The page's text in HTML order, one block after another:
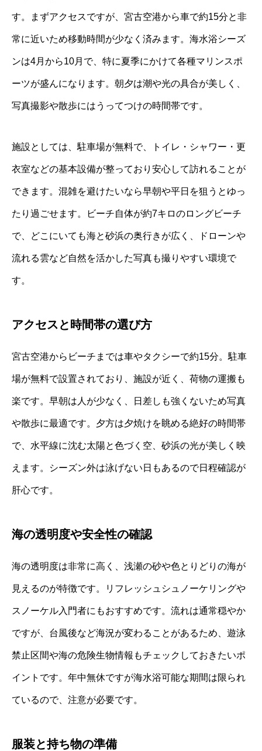
す。まずアクセスですが、宮古空港から車で約15分と非
常に近いため移動時間が少なく済みます。海水浴シーズ
ンは4月から10月で、特に夏季にかけて各種マリンスポ
ーツが盛んになります。朝夕は潮や光の具合が美しく、
写真撮影や散歩にはうってつけの時間帯です。
施設としては、駐車場が無料で、トイレ・シャワー・更
衣室などの基本設備が整っており安心して訪れることが
できます。混雑を避けたいなら早朝や平日を狙うとゆっ
たり過ごせます。ビーチ自体が約7キロのロングビーチ
で、どこにいても海と砂浜の奥行きが広く、ドローンや
流れる雲など自然を活かした写真も撮りやすい環境で
す。
アクセスと時間帯の選び方
宮古空港からビーチまでは車やタクシーで約15分。駐車
場が無料で設置されており、施設が近く、荷物の運搬も
楽です。早朝は人が少なく、日差しも強くないため写真
や散歩に最適です。夕方は夕焼けを眺める絶好の時間帯
で、水平線に沈む太陽と色づく空、砂浜の光が美しく映
えます。シーズン外は泳げない日もあるので日程確認が
肝心です。
海の透明度や安全性の確認
海の透明度は非常に高く、浅瀬の砂や色とりどりの海が
見えるのが特徴です。リフレッシュシュノーケリングや
スノーケル入門者にもおすすめです。流れは通常穏やか
ですが、台風後など海況が変わることがあるため、遊泳
禁止区間や海の危険生物情報もチェックしておきたいポ
イントです。年中無休ですが海水浴可能な期間は限られ
ているので、注意が必要です。
服装と持ち物の準備